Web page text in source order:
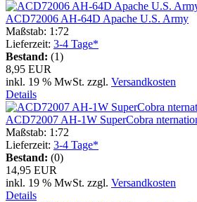
ACD72006 AH-64D Apache U.S. Army
Maßstab: 1:72
Lieferzeit: 3-4 Tage*
Bestand: (1)
8,95 EUR
inkl. 19 % MwSt. zzgl. Versandkosten
Details
ACD72007 AH-1W SuperCobra
Maßstab: 1:72
Lieferzeit: 3-4 Tage*
Bestand: (0)
14,95 EUR
inkl. 19 % MwSt. zzgl. Versandkosten
Details